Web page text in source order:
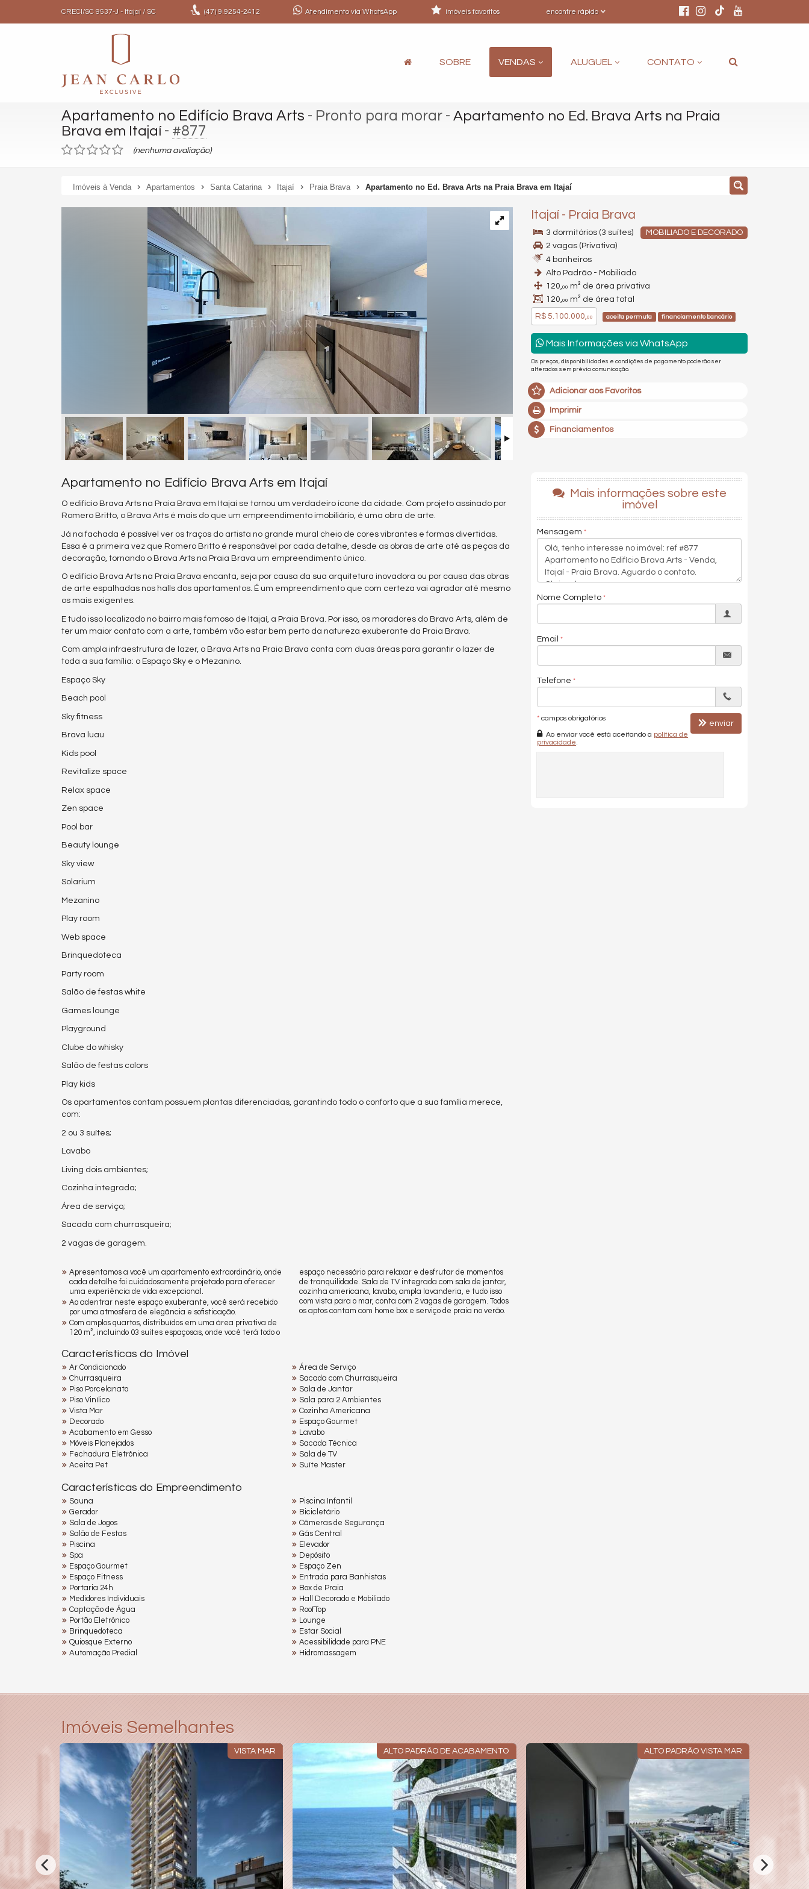
CRECI/SC 9537-J - Itajaí / SC (47)9.9254-2412 Atendimento via WhatsApp encontre rápido
imóveis favoritos
SOBRE VENDAS ALUGUEL CONTATO
Apartamento no Edifício Brava Arts - Pronto para morar - Apartamento no Ed. Brava Arts na Praia
Brava em Itajaí- #877
(nenhuma avaliação)
Imóveis à Venda Apartamentos Santa Catarina Itajaí Praia Brava Apartamento no Ed. Brava Arts na Praia Brava em Itajaí
Itajaí - Praia Brava
MOBILIADO E DECORADO
3 dormitórios (3 suítes)
2 vagas (Privativa)
4 banheiros
Alto Padrão - Mobiliado
120,00 m² de área privativa
120,00 m² de área total
R$ 5.100.000,00 aceita permuta financiamento bancário
Mais Informações via WhatsApp
Os preços, disponibilidades e condições de pagamento poderão ser
alterados sem prévia comunicação.
Adicionar aos Favoritos
Imprimir
Financiamentos
Apartamento no Edifício Brava Arts em Itajaí
O edifício Brava Arts na Praia Brava em Itajaí se tornou um verdadeiro ícone da cidade. Com projeto assinado por
Romero Britto, o Brava Arts é mais do que um empreendimento imobiliário, é uma obra de arte.
Já na fachada é possível ver os traços do artista no grande mural cheio de cores vibrantes e formas divertidas.
Essa é a primeira vez que Romero Britto é responsável por cada detalhe, desde as obras de arte até as peças da
decoração, tornando o Brava Arts na Praia Brava um empreendimento único.
O edifício Brava Arts na Praia Brava encanta, seja por causa da sua arquitetura inovadora ou por causa das obras
de arte espalhadas nos halls dos apartamentos. É um empreendimento que com certeza vai agradar até mesmo
os mais exigentes.
E tudo isso localizado no bairro mais famoso de Itajaí, a Praia Brava. Por isso, os moradores do Brava Arts, além de
ter um maior contato com a arte, também vão estar bem perto da natureza exuberante da Praia Brava.
Com ampla infraestrutura de lazer, o Brava Arts na Praia Brava conta com duas áreas para garantir o lazer de
toda a sua família: o Espaço Sky e o Mezanino.
Espaço Sky
Beach pool
Sky fitness
Brava luau
Kids pool
Revitalize space
Relax space
Zen space
Pool bar
Beauty lounge
Sky view
Solarium
Mezanino
Play room
Web space
Brinquedoteca
Party room
Salão de festas white
Games lounge
Playground
Clube do whisky
Salão de festas colors
Play kids
Os apartamentos contam possuem plantas diferenciadas, garantindo todo o conforto que a sua família merece,
com:
2 ou 3 suítes;
Lavabo
Living dois ambientes;
Cozinha integrada;
Área de serviço;
Sacada com churrasqueira;
2 vagas de garagem.
Apresentamos a você um apartamento extraordinário, onde
cada detalhe foi cuidadosamente projetado para oferecer
uma experiência de vida excepcional.
Ao adentrar neste espaço exuberante, você será recebido
por uma atmosfera de elegância e sofisticação.
Com amplos quartos, distribuídos em uma área privativa de
120 m², incluindo 03 suítes espaçosas, onde você terá todo o
espaço necessário para relaxar e desfrutar de momentos
de tranquilidade. Sala de TV integrada com sala de jantar,
cozinha americana, lavabo, ampla lavanderia, e tudo isso
com vista para o mar, conta com 2 vagas de garagem. Todos
os aptos contam com home box e serviço de praia no verão.
Características do Imóvel
Ar Condicionado
Churrasqueira
Piso Porcelanato
Piso Vinílico
Vista Mar
Decorado
Acabamento em Gesso
Móveis Planejados
Fechadura Eletrônica
Aceita Pet
Área de Serviço
Sacada com Churrasqueira
Sala de Jantar
Sala para 2 Ambientes
Cozinha Americana
Espaço Gourmet
Lavabo
Sacada Técnica
Sala de TV
Suíte Master
Características do Empreendimento
Sauna
Gerador
Sala de Jogos
Salão de Festas
Piscina
Spa
Espaço Gourmet
Espaço Fitness
Portaria 24h
Medidores Individuais
Captação de Água
Portão Eletrônico
Brinquedoteca
Quiosque Externo
Automação Predial
Piscina Infantil
Bicicletário
Câmeras de Segurança
Gás Central
Elevador
Depósito
Espaço Zen
Entrada para Banhistas
Box de Praia
Hall Decorado e Mobiliado
RoofTop
Lounge
Estar Social
Acessibilidade para PNE
Hidromassagem
Mais informações sobre este
imóvel
Mensagem
Nome Completo
Email
Telefone
* campos obrigatórios
Ao enviar você está aceitando a política de
privacidade
enviar
Imóveis Semelhantes
VISTA MAR ALTO PADRÃO DE ACABAMENTO ALTO PADRÃO VISTA MAR